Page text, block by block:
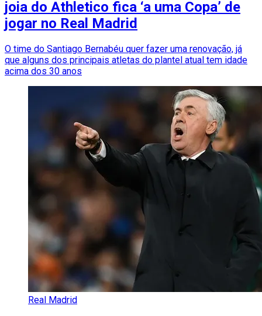
joia do Athletico fica ‘a uma Copa’ de
jogar no Real Madrid
O time do Santiago Bernabéu quer fazer uma renovação, já
que alguns dos principais atletas do plantel atual tem idade
acima dos 30 anos
Real Madrid